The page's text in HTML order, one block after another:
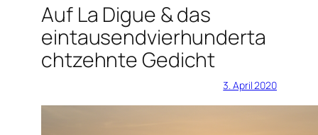
Auf La Digue & das
eintausendvierhunderta
chtzehnte Gedicht
3. April 2020